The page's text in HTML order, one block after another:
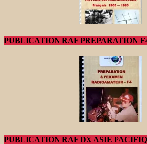
PUBLICATION RAF PREPARATION
PUBLICATION RAF DX ASIE